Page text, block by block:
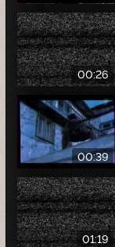
00:26
00:39
01:19